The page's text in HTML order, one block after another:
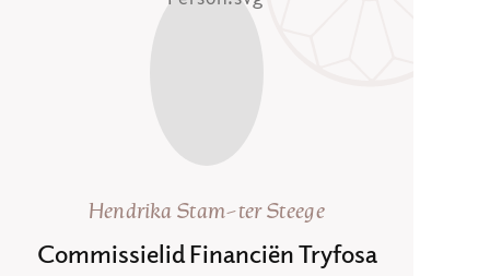
Hendrika Stam-ter Steege
Commissielid Financiën Tryfosa